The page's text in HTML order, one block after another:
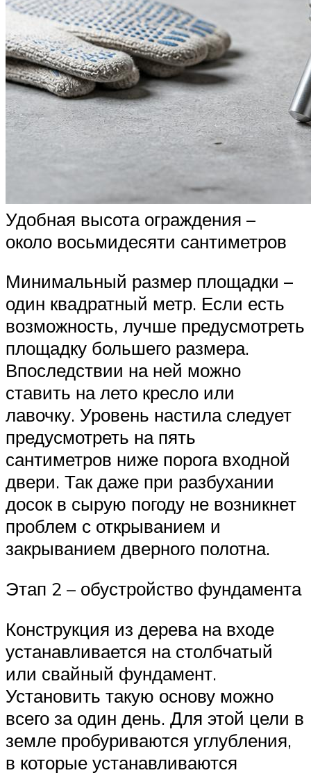
Удобная высота ограждения –
около восьмидесяти сантиметров
Минимальный размер площадки –
один квадратный метр. Если есть
возможность, лучше предусмотреть
площадку большего размера.
Впоследствии на ней можно
ставить на лето кресло или
лавочку. Уровень настила следует
предусмотреть на пять
сантиметров ниже порога входной
двери. Так даже при разбухании
досок в сырую погоду не возникнет
проблем с открыванием и
закрыванием дверного полотна.
Этап 2 – обустройство фундамента
Конструкция из дерева на входе
устанавливается на столбчатый
или свайный фундамент.
Установить такую основу можно
всего за один день. Для этой цели в
земле пробуриваются углубления,
в которые устанавливаются